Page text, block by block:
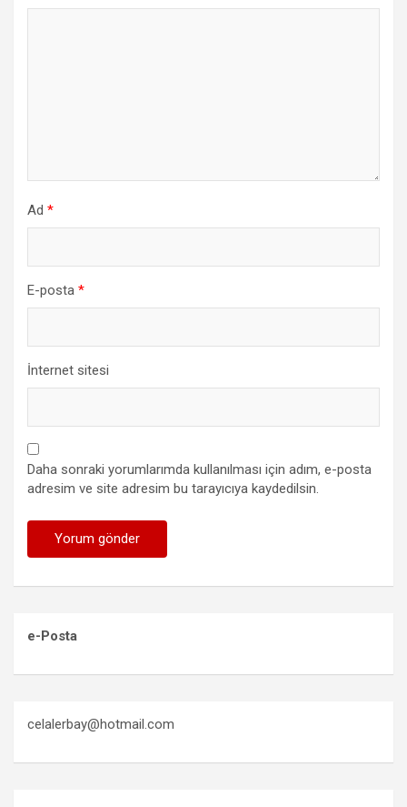
Ad *
E-posta *
İnternet sitesi
Daha sonraki yorumlarımda kullanılması için adım, e-posta
adresim ve site adresim bu tarayıcıya kaydedilsin.
e-Posta
celalerbay@hotmail.com